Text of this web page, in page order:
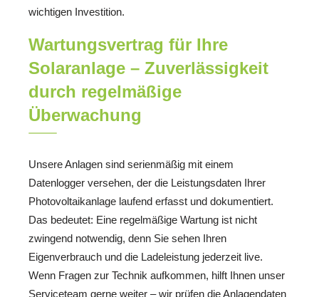
wichtigen Investition.
Wartungsvertrag für Ihre
Solaranlage – Zuverlässigkeit
durch regelmäßige
Überwachung
Unsere Anlagen sind serienmäßig mit einem
Datenlogger versehen, der die Leistungsdaten Ihrer
Photovoltaikanlage laufend erfasst und dokumentiert.
Das bedeutet: Eine regelmäßige Wartung ist nicht
zwingend notwendig, denn Sie sehen Ihren
Eigenverbrauch und die Ladeleistung jederzeit live.
Wenn Fragen zur Technik aufkommen, hilft Ihnen unser
Serviceteam gerne weiter – wir prüfen die Anlagendaten